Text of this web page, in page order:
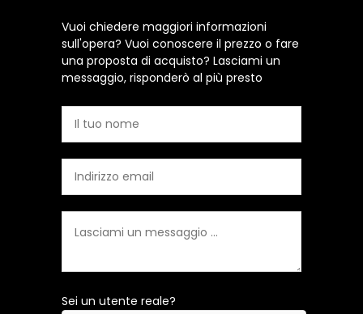
Vuoi chiedere maggiori informazioni
sull'opera? Vuoi conoscere il prezzo o fare
una proposta di acquisto? Lasciami un
messaggio, risponderò al più presto
Sei un utente reale?